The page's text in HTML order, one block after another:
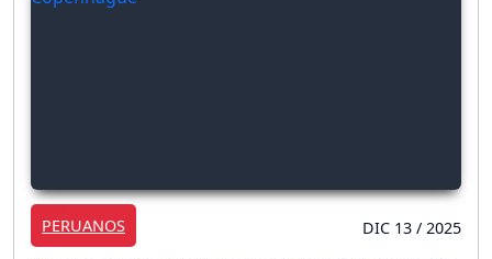
PERUANOS DIC 13 / 2025